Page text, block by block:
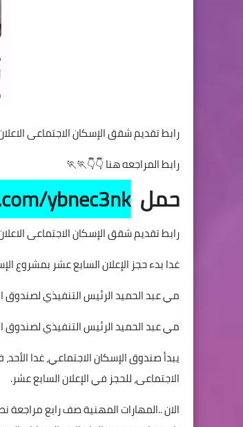
رابط تقديم شقق الإسكان الاجتماعى الاعلان ال ١٨
رابط المراجعه هنا 👇👇🏃🏃
حملybnec3nk
رابط تقديم شقق الإسكان الاجتماعى الاعلان ال ١٨
غدا بدء حجز الإعلان السابع عشر بمشروع
مي عبد الحميد الرئيس التنفيذي لصندوق
مي عبد الحميد الرئيس التنفيذي لصندوق
يبدأ صندوق الإسكان الاجتماعي، غدا
الاجتماعى، للحجز في الإعلان السابع عشر.
الان ..المهارات المهنية صف رابع مراجعة